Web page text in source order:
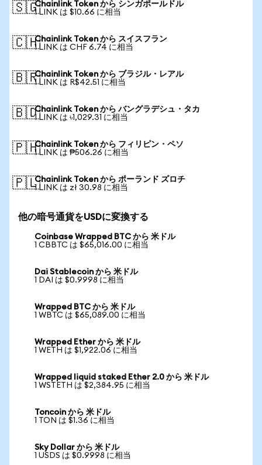
🇸🇬Chainlink Token から シンガポールドル
1 LINK は $10.66 に相当
🇨🇭Chainlink Token から スイスフラン
1 LINK は CHF 6.74 に相当
🇧🇷Chainlink Token から ブラジル・レアル
1 LINK は R$42.51 に相当
🇧🇩Chainlink Token から バングラデシュ・タカ
1 LINK は ৳1,029.31 に相当
🇵🇭Chainlink Token から フィリピン・ペソ
1 LINK は ₱506.26 に相当
🇵🇱Chainlink Token から ポーランド ズロチ
1 LINK は zł 30.98 に相当
他の暗号通貨をUSDに変換する
Coinbase Wrapped BTC から 米ドル
1 CBBTC は $65,016.00 に相当
Dai Stablecoin から 米ドル
1 DAI は $0.9998 に相当
Wrapped BTC から 米ドル
1 WBTC は $65,089.00 に相当
Wrapped Ether から 米ドル
1 WETH は $1,922.06 に相当
Wrapped liquid staked Ether 2.0 から 米ドル
1 WSTETH は $2,384.95 に相当
Toncoin から 米ドル
1 TON は $1.36 に相当
Sky Dollar から 米ドル
1 USDS は $0.9998 に相当